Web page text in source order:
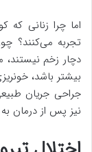
اما چرا زنانی که
تجربه می‌کنند؟
دچار زخم نیستند،
بیشتر باشد،
جراحی جریان
نیز پس از درمان